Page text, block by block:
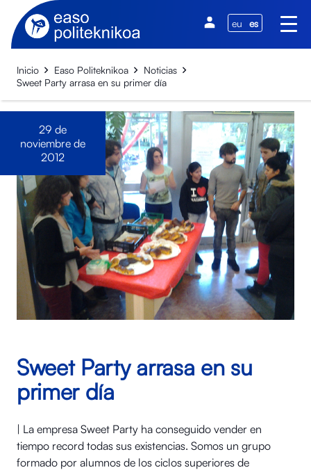
eu es
Inicio Easo Politeknikoa
Noticias
Sweet Party arrasa en su primer día
29 de
noviembre de
2012
Sweet Party arrasa en su
primer día
| La empresa Sweet Party ha conseguido vender en
tiempo record todas sus existencias. Somos un grupo
formado por alumnos de los ciclos superiores de